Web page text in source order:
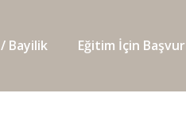
Bayilik Eğitim İçin Başvur